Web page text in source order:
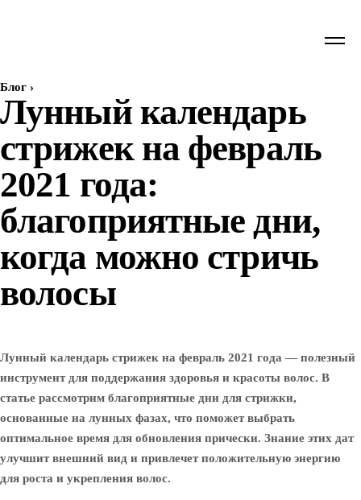
Блог ›
Лунный календарь
стрижек на февраль
2021 года:
благоприятные дни,
когда можно стричь
волосы
Лунный календарь стрижек на февраль 2021 года — полезный
инструмент для поддержания здоровья и красоты волос. В
статье рассмотрим благоприятные дни для стрижки,
основанные на лунных фазах, что поможет выбрать
оптимальное время для обновления прически. Знание этих дат
улучшит внешний вид и привлечет положительную энергию
для роста и укрепления волос.